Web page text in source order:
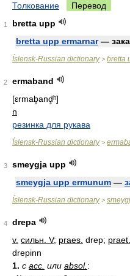
Толкование Перевод
1
bretta upp
bretta upp ermarnar—
Íslensk-Russian dictionary> bretta
2
ermaband
[εrmab̥and̥ʰ]
n
резинка для рукава
Íslensk-Russian dictionary>
3
smeygja upp
smeygja upp ermunum —
Íslensk-Russian dictionary>
4
drepa
v. сильн. V; praes. drep; praet.
drepinn
1. с acc. или absol. :